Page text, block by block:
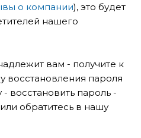
о компании), это будет
нашего
вам - получите к
восстановления пароля
восстановить пароль -
обратитесь в нашу